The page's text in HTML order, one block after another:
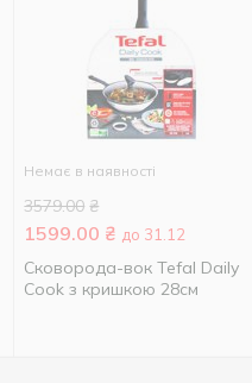
Немає в наявності
3579.00 ₴
1599.00 ₴ до 31.12
Сковорода-вок Tefal Daily
Cook з кришкою 28см